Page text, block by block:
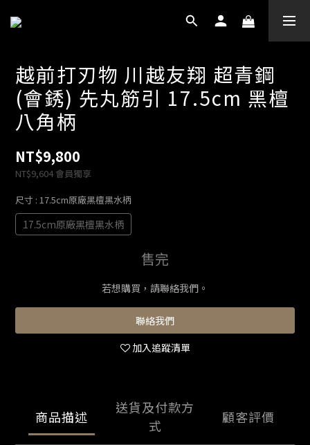
越前打刃物 川越友翔 超青鋼
(會銹) 先丸筋引 17.5cm 黑檀
八角柄
NT$9,800
NT$9,604 會員獨享
尺寸 : 17.5cm原廠黑檀黑水柄
17.5cm原廠黑檀黑水柄
售完
若想購買，請聯絡我們。
聯絡我們
加入追蹤清單
商品描述
送貨及付款方
式
顧客評價